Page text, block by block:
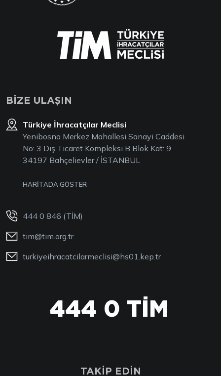
BİZE ULAŞIN
Türkiye İhracatçılar Meclisi
Yenibosna Merkez Mahallesi Sanayi Caddesi
No: 3 Dış Ticaret Kompleksi B Blok Kat: 9
34197 Bahçelievler / İSTANBUL
HARİTADA GÖSTER
444 0 846 (TİM)
tim@tim.org.tr
turkiyeihracatcilarmeclisi@hs01.kep.tr
444 0 TİM
TAKİP EDİN